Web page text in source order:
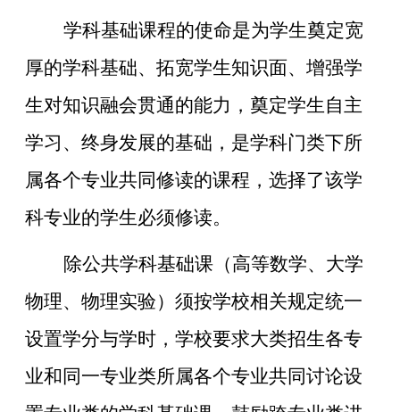
学科基础课程的使命是为学生奠定宽
厚的学科基础、拓宽学生知识面、增强学
生对知识融会贯通的能力，奠定学生自主
学习、终身发展的基础，是学科门类下所
属各个专业共同修读的课程，选择了该学
科专业的学生必须修读。
除公共学科基础课（高等数学、大学
物理、物理实验）须按学校相关规定统一
设置学分与学时，学校要求大类招生各专
业和同一专业类所属各个专业共同讨论设